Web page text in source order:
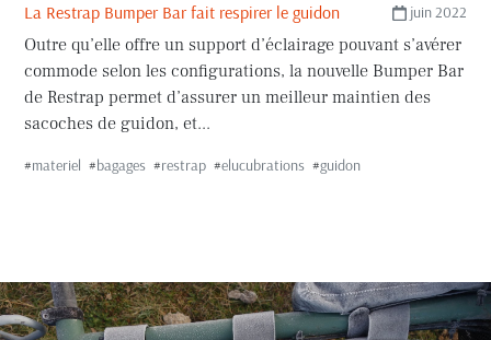
juin 2022
La Restrap Bumper Bar fait respirer le guidon
Outre qu’elle offre un support d’éclairage pouvant s’avérer
commode selon les configurations, la nouvelle Bumper Bar
de Restrap permet d’assurer un meilleur maintien des
sacoches de guidon, et...
#materiel #bagages #restrap #elucubrations #guidon